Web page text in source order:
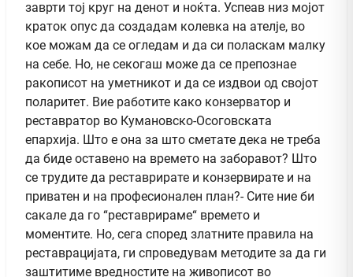
заврти тој круг на денот и ноќта. Успеав низ мојот
краток опус да создадам колевка на ателје, во
кое можам да се огледам и да си поласкам малку
на себе. Но, не секогаш може да се препознае
ракописот на уметникот и да се издвои од својот
поларитет. Вие работите како конзерватор и
реставратор во Кумановско-Осоговската
епархија. Што е она за што сметате дека не треба
да биде оставено на времето на заборавот? Што
се трудите да реставрирате и конзервирате и на
приватен и на професионален план?- Сите ние би
сакале да го “реставрираме“ времето и
моментите. Но, сега според златните правила на
реставрацијата, ги спроведувам методите за да ги
заштитиме вредностите на живописот во